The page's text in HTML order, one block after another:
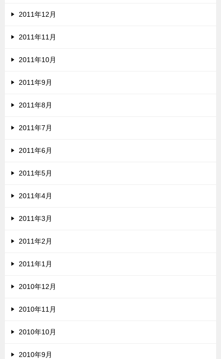
2011年12月
2011年11月
2011年10月
2011年9月
2011年8月
2011年7月
2011年6月
2011年5月
2011年4月
2011年3月
2011年2月
2011年1月
2010年12月
2010年11月
2010年10月
2010年9月